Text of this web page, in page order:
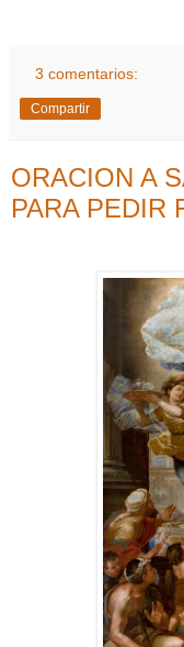
3 comentarios:
Compartir
ORACION A
PARA PEDIR